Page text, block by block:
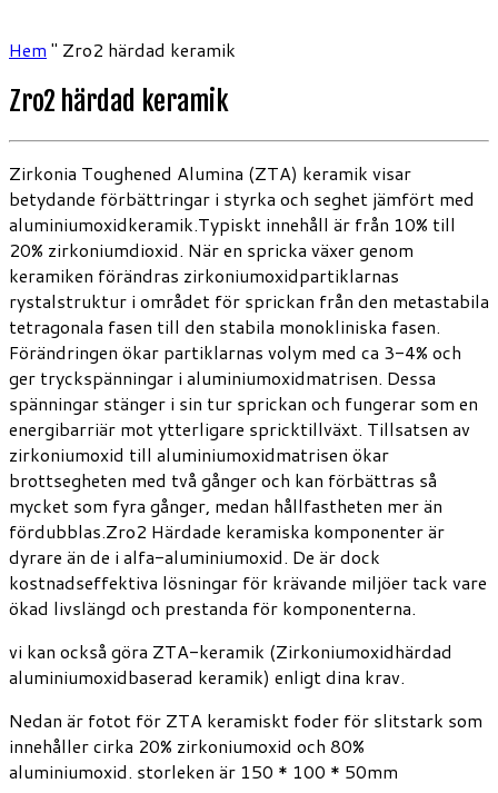
Hem " Zro2 härdad keramik
Zro2 härdad keramik
Zirkonia Toughened Alumina (ZTA) keramik visar
betydande förbättringar i styrka och seghet jämfört med
aluminiumoxidkeramik.Typiskt innehåll är från 10% till
20% zirkoniumdioxid. När en spricka växer genom
keramiken förändras zirkoniumoxidpartiklarnas
rystalstruktur i området för sprickan från den metastabila
tetragonala fasen till den stabila monokliniska fasen.
Förändringen ökar partiklarnas volym med ca 3-4% och
ger tryckspänningar i aluminiumoxidmatrisen. Dessa
spänningar stänger i sin tur sprickan och fungerar som en
energibarriär mot ytterligare spricktillväxt. Tillsatsen av
zirkoniumoxid till aluminiumoxidmatrisen ökar
brottsegheten med två gånger och kan förbättras så
mycket som fyra gånger, medan hållfastheten mer än
fördubblas.Zro2 Härdade keramiska komponenter är
dyrare än de i alfa-aluminiumoxid. De är dock
kostnadseffektiva lösningar för krävande miljöer tack vare
ökad livslängd och prestanda för komponenterna.
vi kan också göra ZTA-keramik (Zirkoniumoxidhärdad
aluminiumoxidbaserad keramik) enligt dina krav.
Nedan är fotot för ZTA keramiskt foder för slitstark som
innehåller cirka 20% zirkoniumoxid och 80%
aluminiumoxid. storleken är 150 * 100 * 50mm